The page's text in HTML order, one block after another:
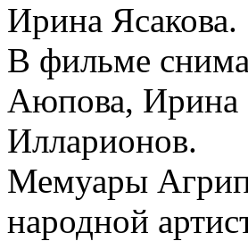
Ирина Ясакова.
В фильме
Аюпова, Ирина
Илларионов.
Мемуары
народной